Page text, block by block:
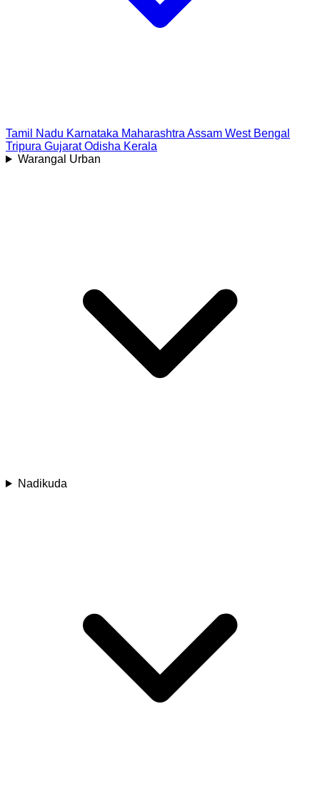
Tamil Nadu Karnataka Maharashtra Assam West Bengal
Tripura Gujarat Odisha Kerala
Warangal Urban
Nadikuda